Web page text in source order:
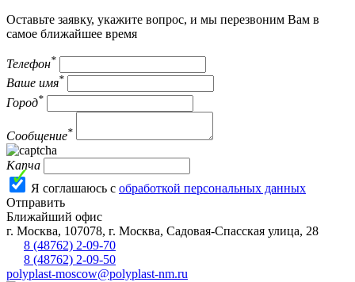
Оставьте заявку, укажите вопрос, и мы перезвоним Вам в
самое ближайшее время
Телефон*
Ваше имя*
Город*
Сообщение*
Капча
Я соглашаюсь с обработкой персональных данных
Отправить
Ближайший офис
г. Москва, 107078, г. Москва, Садовая-Спасская улица, 28
8 (48762) 2-09-70
8 (48762) 2-09-50
polyplast-moscow@polyplast-nm.ru